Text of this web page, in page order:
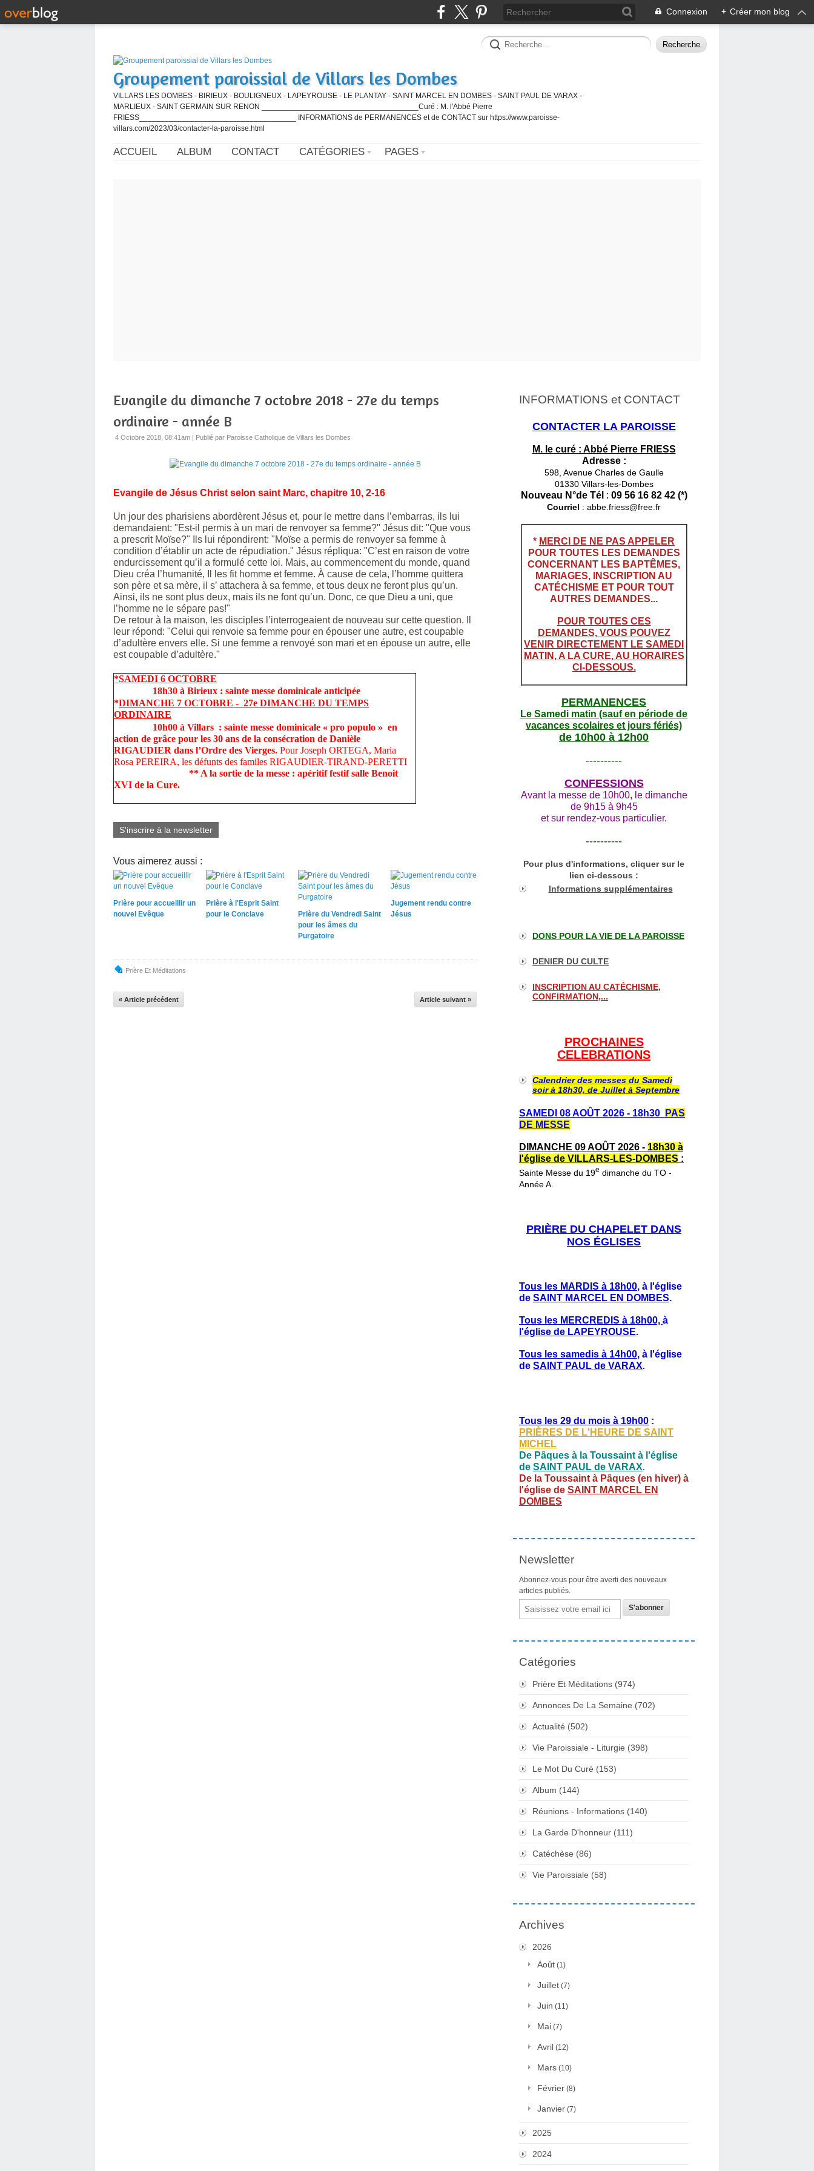
Connexion + Créer mon blog
Groupement paroissial de Villars les Dombes
VILLARS LES DOMBES - BIRIEUX - BOULIGNEUX - LAPEYROUSE - LE PLANTAY - SAINT MARCEL EN DOMBES - SAINT PAUL DE VARAX -
MARLIEUX - SAINT GERMAIN SUR RENON _____________________________________Curé : M. l'Abbé Pierre
FRIESS_____________________________________ INFORMATIONS de PERMANENCES et de CONTACT sur https://www.paroisse-
villars.com/2023/03/contacter-la-paroisse.html
ACCUEIL ALBUM CONTACT CATÉGORIES PAGES
Evangile du dimanche 7 octobre 2018 - 27e du temps
ordinaire - année B
4 Octobre 2018, 08:41am | Publié par Paroisse Catholique de Villars les Dombes
Evangile de Jésus Christ selon saint Marc, chapitre 10, 2-16
Un jour des pharisiens abordèrent Jésus et, pour le mettre dans l’embarras, ils lui
demandaient: "Est-il permis à un mari de renvoyer sa femme?" Jésus dit: "Que vous
a prescrit Moïse?" Ils lui répondirent: "Moïse a permis de renvoyer sa femme à
condition d’établir un acte de répudiation." Jésus répliqua: "C’est en raison de votre
endurcissement qu’il a formulé cette loi. Mais, au commencement du monde, quand
Dieu créa l’humanité, Il les fit homme et femme. À cause de cela, l’homme quittera
son père et sa mère, il s’ attachera à sa femme, et tous deux ne feront plus qu’un.
Ainsi, ils ne sont plus deux, mais ils ne font qu’un. Donc, ce que Dieu a uni, que
l’homme ne le sépare pas!"
De retour à la maison, les disciples l’interrogeaient de nouveau sur cette question. Il
leur répond: "Celui qui renvoie sa femme pour en épouser une autre, est coupable
d’adultère envers elle. Si une femme a renvoyé son mari et en épouse un autre, elle
est coupable d’adultère."
*SAMEDI 6 OCTOBRE
18h30 à Birieux : sainte messe dominicale anticipée
*DIMANCHE 7 OCTOBRE - 27e DIMANCHE DU TEMPS
ORDINAIRE
10h00 à Villars : sainte messe dominicale « pro populo » en
action de grâce pour les 30 ans de la consécration de Danièle
RIGAUDIER dans l’Ordre des Vierges. Pour Joseph ORTEGA, Maria
Rosa PEREIRA, les défunts des familes RIGAUDIER-TIRAND-PERETTI
** A la sortie de la messe : apéritif festif salle Benoit
XVI de la Cure.
S'inscrire à la newsletter
Vous aimerez aussi :
Prière pour accueillir un
nouvel Evêque
Prière à l'Esprit Saint
pour le Conclave
Prière du Vendredi Saint
pour les âmes du
Purgatoire
Jugement rendu contre
Jésus
Prière Et Méditations
« Article précédent Article suivant »
INFORMATIONS et CONTACT
CONTACTER LA PAROISSE
M. le curé : Abbé Pierre FRIESS
Adresse :
598, Avenue Charles de Gaulle
01330 Villars-les-Dombes
Nouveau N°de Tél : 09 56 16 82 42 (*)
Courriel : abbe.friess@free.fr
* MERCI DE NE PAS APPELER
POUR TOUTES LES DEMANDES
CONCERNANT LES BAPTÊMES,
MARIAGES, INSCRIPTION AU
CATÉCHISME ET POUR TOUT
AUTRES DEMANDES...
POUR TOUTES CES
DEMANDES, VOUS POUVEZ
VENIR DIRECTEMENT LE SAMEDI
MATIN, A LA CURE, AU HORAIRES
CI-DESSOUS.
PERMANENCES
Le Samedi matin (sauf en période de
vacances scolaires et jours fériés)
de 10h00 à 12h00
----------
CONFESSIONS
Avant la messe de 10h00, le dimanche
de 9h15 à 9h45
et sur rendez-vous particulier.
----------
Pour plus d'informations, cliquer sur le
lien ci-dessous :
Informations supplémentaires
DONS POUR LA VIE DE LA PAROISSE
DENIER DU CULTE
INSCRIPTION AU CATÉCHISME,
CONFIRMATION,...
PROCHAINES
CELEBRATIONS
Calendrier des messes du Samedi
soir à 18h30, de Juillet à Septembre
SAMEDI 08 AOÛT 2026 - 18h30
PAS
DE MESSE
DIMANCHE 09 AOÛT 2026 - 18h30 à
l'église de VILLARS-LES-DOMBES :
Sainte Messe du 19e dimanche du TO -
Année A.
PRIÈRE DU CHAPELET DANS
NOS ÉGLISES
Tous les MARDIS à 18h00, à l'église
de SAINT MARCEL EN DOMBES.
Tous les MERCREDIS à 18h00, à
l'église de LAPEYROUSE.
Tous les samedis à 14h00, à l'église
de SAINT PAUL de VARAX.
Tous les 29 du mois à 19h00 :
PRIÈRES DE L'HEURE DE SAINT
MICHEL
De Pâques à la Toussaint à l'église
de SAINT PAUL de VARAX.
De la Toussaint à Pâques (en hiver) à
l'église de SAINT MARCEL EN
DOMBES
Newsletter
Abonnez-vous pour être averti des nouveaux
articles publiés.
Email
Catégories
Prière Et Méditations (974)
Annonces De La Semaine (702)
Actualité (502)
Vie Paroissiale - Liturgie (398)
Le Mot Du Curé (153)
Album (144)
Réunions - Informations (140)
La Garde D'honneur (111)
Catéchèse (86)
Vie Paroissiale (58)
Archives
2026
Août (1)
Juillet (7)
Juin (11)
Mai (7)
Avril (12)
Mars (10)
Février (8)
Janvier (7)
2025
2024